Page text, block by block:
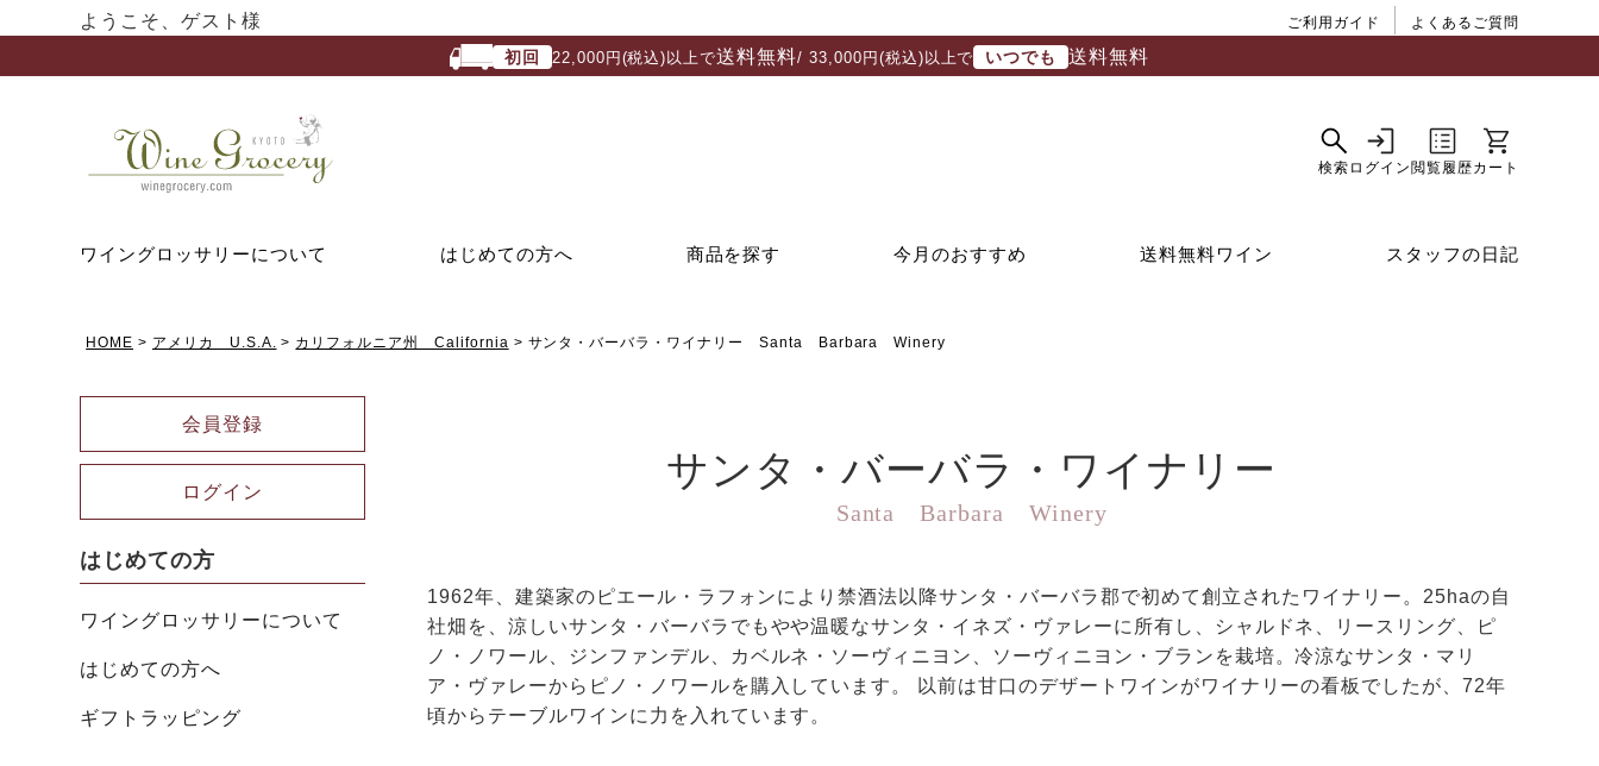
ようこそ、ゲスト様 ご利用ガイド よくあるご質問
初回 22,000円(税込)以上で送料無料/ 33,000円(税込)以上で いつでも 送料無料
ワイングロッサリーについて はじめての方へ 商品を探す 今月のおすすめ 送料無料ワイン スタッフの日記
HOME アメリカ U.S.A. カリフォルニア州 California サンタ・バーバラ・ワイナリー Santa Barbara Winery
会員登録
ログイン
はじめての方
ワイングロッサリーについて
はじめての方へ
ギフトラッピング
サンタ・バーバラ・ワイナリー
Santa Barbara Winery
1962年、建築家のピエール・ラフォンにより禁酒法以降サンタ・バーバラ郡で初めて創立されたワイナリー。25haの自
社畑を、涼しいサンタ・バーバラでもやや温暖なサンタ・イネズ・ヴァレーに所有し、シャルドネ、リースリング、ピ
ノ・ノワール、ジンファンデル、カベルネ・ソーヴィニヨン、ソーヴィニヨン・ブランを栽培。冷涼なサンタ・マリ
ア・ヴァレーからピノ・ノワールを購入しています。 以前は甘口のデザートワインがワイナリーの看板でしたが、72年
頃からテーブルワインに力を入れています。